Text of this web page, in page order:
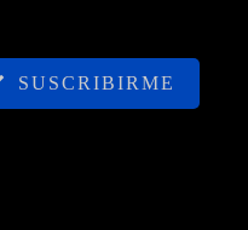
SUSCRIBIRME